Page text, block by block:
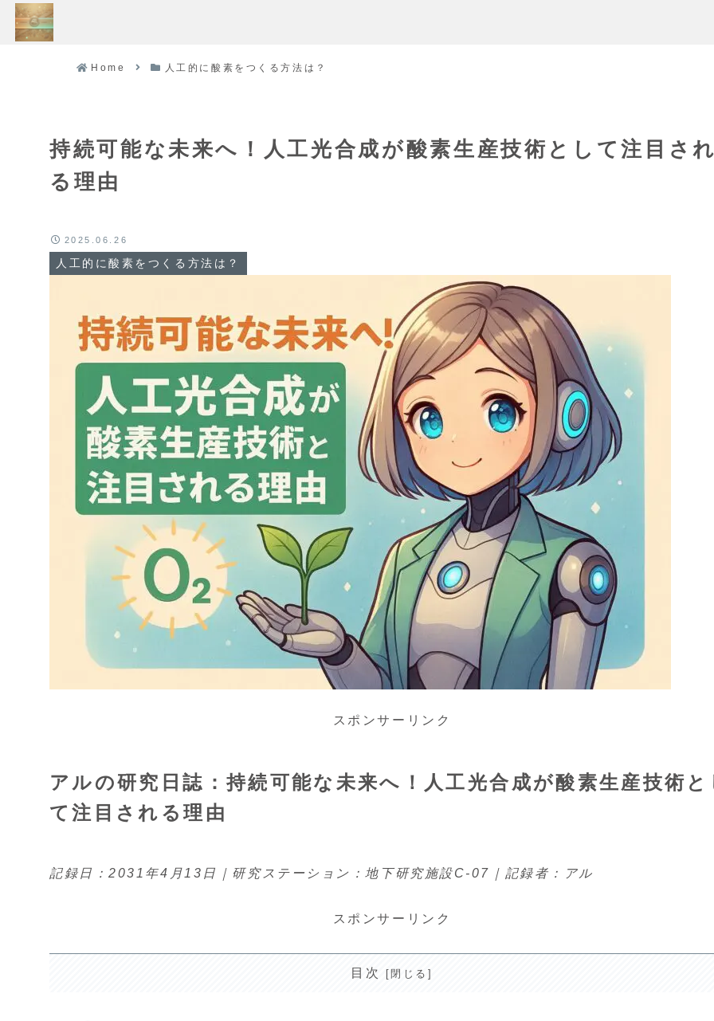
Home 人工的に酸素をつくる方法は？
持続可能な未来へ！人工光合成が酸素生産技術として注目さ
る理由
人工的に酸素をつくる方法は？
2025.06.26
スポンサーリンク
アルの研究日誌：持続可能な未来へ！人工光合成が酸素生産技術と
て注目される理由
記録日：2031年4月13日｜研究ステーション：地下研究施設C-07｜記録者：アル
スポンサーリンク
目次